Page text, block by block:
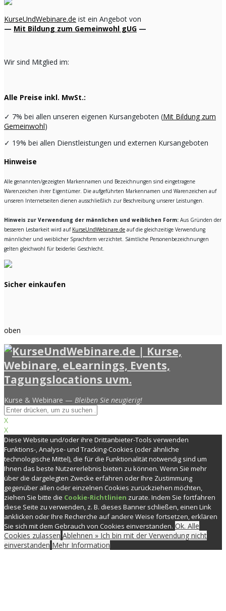
KurseUndWebinare.de ist ein Angebot von
— Mit Bildung zum Gemeinwohl gUG —
Wir sind Mitglied im:
Alle Preise inkl. MwSt.:
✓ 7% bei allen unseren eigenen Kursangeboten (Mit Bildung zum
Gemeinwohl)
✓ 19% bei allen Dienstleistungen und externen Kursangeboten
Hinweise
Alle genannten/gezeigten Markennamen und Bezeichnungen sind eingetragene
Warenzeichen ihrer Eigentümer. Die aufgeführten Markennamen und Warenzeichen auf
unseren Internetseiten dienen ausschließlich zur Beschreibung unserer Leistungen.
Hinweis zur Verwendung der männlichen und weiblichen Form: Aus Gründen der
besseren Lesbarkeit wird auf KurseUndWebinare.de auf die gleichzeitige Verwendung
männlicher und weiblicher Sprachform verzichtet. Sämtliche Personenbezeichnungen
gelten gleichwohl für beiderlei Geschlecht.
Sicher einkaufen
oben
Kurse & Webinare — Bleiben Sie neugierig!
X
X
Diese Website und/oder ihre Drittanbieter-Tools verwenden
Funktions-, Analyse- und Tracking-Cookies (oder ähnliche
technologische Mittel), die für die Funktionalität notwendig sind um
Ihnen das beste Nutzererlebnis bieten zu können. Wenn Sie mehr
über die dargelegten Zwecke erfahren oder Ihre Zustimmung
gegenüber allen oder einzelnen Cookies zurückziehen möchten,
ziehen Sie bitte die Cookie-Richtlinien zurate. Indem Sie fortfahren
diese Seite zu verwenden, z. B. dieses Banner schließen, einen Link
anklicken oder Ihre Recherche auf andere Weise fortsetzen, erklären
Sie sich mit dem Gebrauch von Cookies einverstanden. Ok. Alle
Cookies zulassen Ablehnen » Ich bin mit der Verwendung nicht
einverstanden Mehr Information